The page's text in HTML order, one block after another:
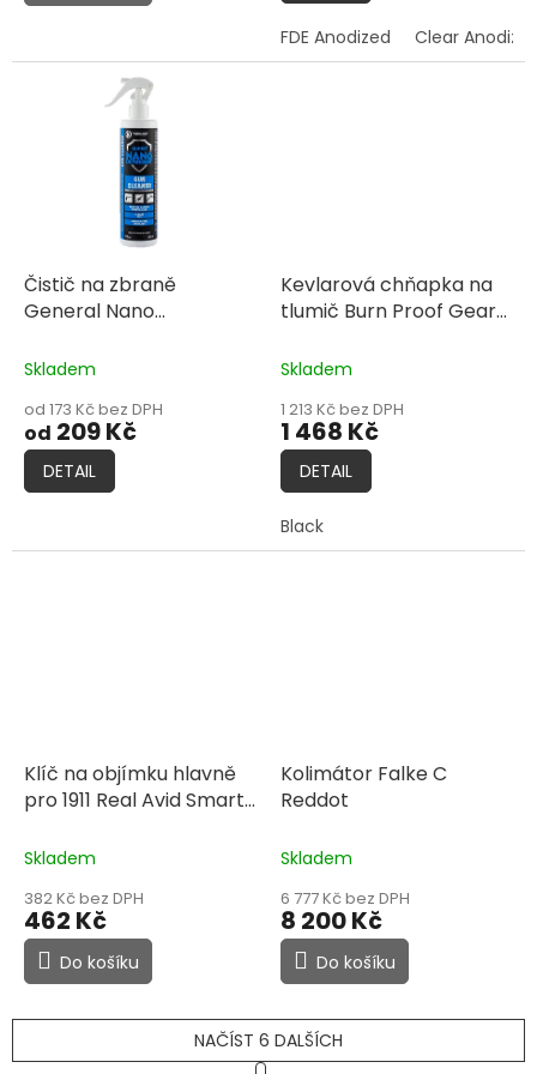
FDE Anodized Clear
Čistič na zbraně
General Nano
Cleaner
Skladem
od 173 Kč bez DPH
od 209 Kč
DETAIL
Kevlarová chňapka na
tlumič Burn Proof Gear
Skladem
1 213 Kč bez DPH
1 468 Kč
DETAIL
Black
Klíč na objímku hlavně
pro 1911 Real Avid Smart
Skladem
382 Kč bez DPH
462 Kč
Do košíku
Kolimátor Falke C
Reddot
Skladem
6 777 Kč bez DPH
8 200 Kč
Do košíku
NAČÍST 6 DALŠÍCH